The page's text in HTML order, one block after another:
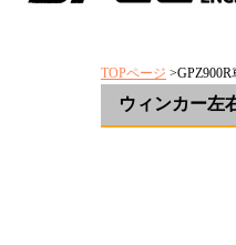
TOPページ
ウィンカー左